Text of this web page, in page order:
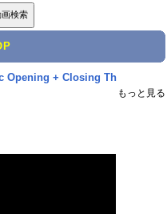
Opening + Closing Th
もっと見る